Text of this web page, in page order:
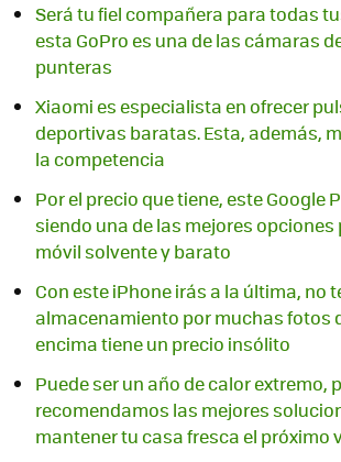
Será tu fiel compañera para todas
esta GoPro es una de las cámaras
punteras
Xiaomi es especialista en ofrecer
deportivas baratas. Esta, además,
la competencia
Por el precio que tiene, este Google
siendo una de las mejores opciones
móvil solvente y barato
Con este iPhone irás a la última, no
almacenamiento por muchas fotos
encima tiene un precio insólito
Puede ser un año de calor extremo,
recomendamos las mejores
mantener tu casa fresca el próximo